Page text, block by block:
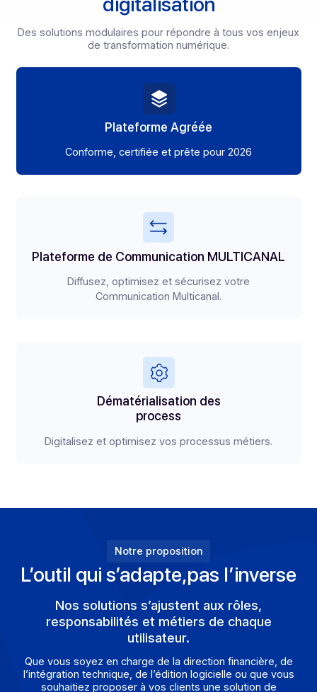
Nos solutions
Nos plateformes de
digitalisation
Des solutions modulaires pour répondre à tous vos
Plateforme Agréée
Conforme, certifiée etprête pour 2026
Plateforme de Communication MULTICANAL
Diffusez, optimisez et sécurisez
Communication Multicanal.
process
Digitalisez et optimisez vosprocessus métiers.